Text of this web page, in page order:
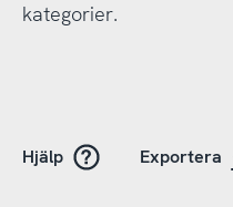
kategorier.
Hjälp Exportera